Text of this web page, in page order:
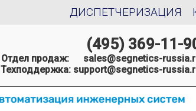
ДИСПЕТЧЕРИЗАЦИЯ
(495) 369-11-
Отдел продаж: sales@segnetics-
Техподдержка: support@segnetics-